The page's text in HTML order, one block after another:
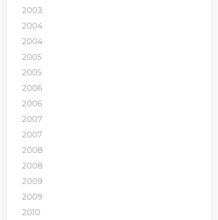
2003
2004
2004
2005
2005
2006
2006
2007
2007
2008
2008
2009
2009
2010